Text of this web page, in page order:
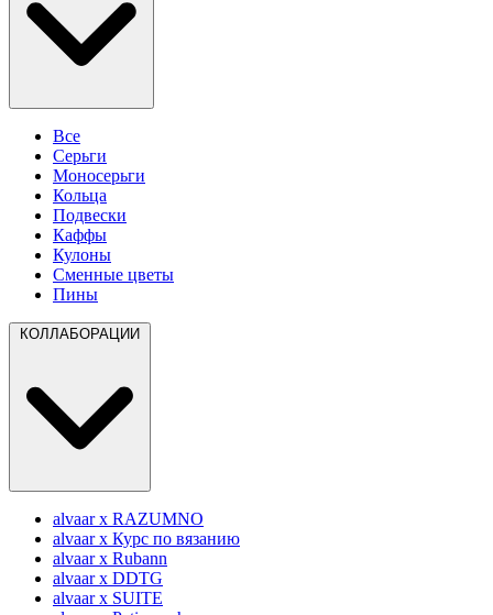
Все
Серьги
Моносерьги
Кольца
Подвески
Каффы
Кулоны
Сменные цветы
Пины
alvaar x RAZUMNO
alvaar x Курс по вязанию
alvaar x Rubann
alvaar x DDTG
alvaar x SUITE